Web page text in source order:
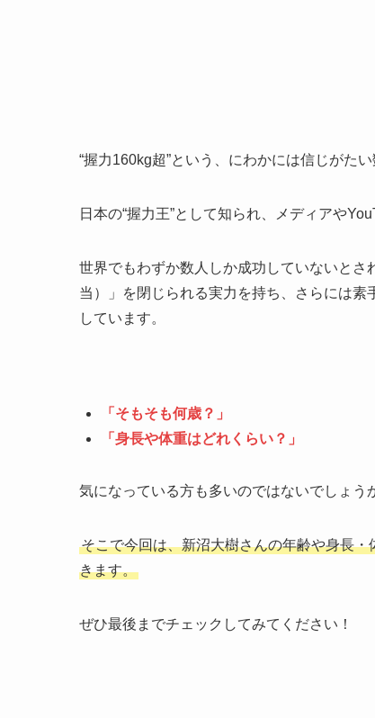
“握力160kg超”という、にわかには信じが
日本の“握力王”として知られ、メディアや
世界でもわずか数人しか成功していないと
当）」を閉じられる実力を持ち、さらには
しています。
「そもそも何歳？」
「身長や体重はどれくらい？」
気になっている方も多いのではないでしょう
そこで今回は、新沼大樹さんの年齢や身長
きます。
ぜひ最後までチェックしてみてください！